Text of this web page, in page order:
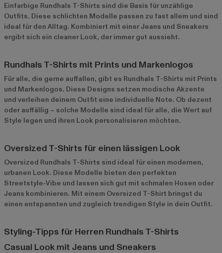
Einfarbige Rundhals T-Shirts sind die Basis für unzählige
Outfits. Diese schlichten Modelle passen zu fast allem und sind
ideal für den Alltag. Kombiniert mit einer Jeans und Sneakers
ergibt sich ein cleaner Look, der immer gut aussieht.
Rundhals T-Shirts mit Prints und Markenlogos
Für alle, die gerne auffallen, gibt es Rundhals T-Shirts mit Prints
und Markenlogos. Diese Designs setzen modische Akzente
und verleihen deinem Outfit eine individuelle Note. Ob dezent
oder auffällig – solche Modelle sind ideal für alle, die Wert auf
Style legen und ihren Look personalisieren möchten.
Oversized T-Shirts für einen lässigen Look
Oversized Rundhals T-Shirts sind ideal für einen modernen,
urbanen Look. Diese Modelle bieten den perfekten
Streetstyle-Vibe und lassen sich gut mit schmalen Hosen oder
Jeans kombinieren. Mit einem Oversized T-Shirt bringst du
einen entspannten und zugleich trendigen Style in dein Outfit.
Styling-Tipps für Herren Rundhals T-Shirts
Casual Look mit Jeans und Sneakers